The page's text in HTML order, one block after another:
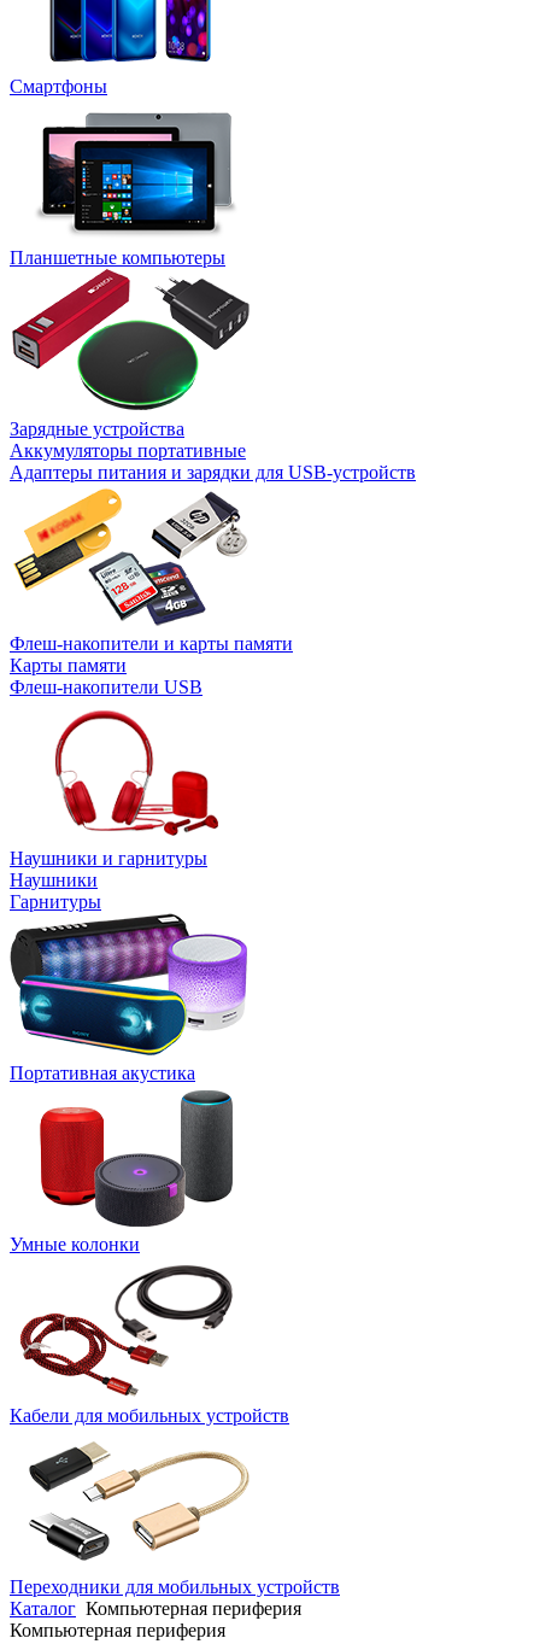
Смартфоны
Планшетные компьютеры
Зарядные устройства
Аккумуляторы портативные
Адаптеры питания и зарядки для USB-устройств
Флеш-накопители и карты памяти
Карты памяти
Флеш-накопители USB
Наушники и гарнитуры
Наушники
Гарнитуры
Портативная акустика
Умные колонки
Кабели для мобильных устройств
Переходники для мобильных устройств
Каталог Компьютерная периферия
Компьютерная периферия